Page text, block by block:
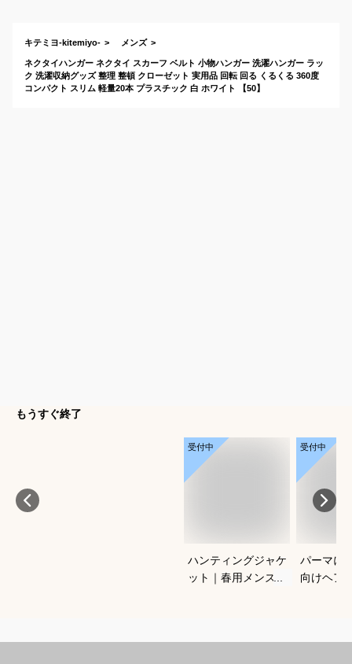
キテミヨ-kitemiyo- メンズ
ネクタイハンガー ネクタイ スカーフ ベルト 小物ハンガー 洗濯ハンガー ラッ
ク 洗濯収納グッズ 整理 整頓 クローゼット 実用品 回転 回る くるくる 360度
コンパクト スリム 軽量20本 プラスチック 白 ホワイト 【50】
もうすぐ終了
受付中
ハンティングジャケ
ット｜春用メンズ向
受付中
パーマに
向けヘア